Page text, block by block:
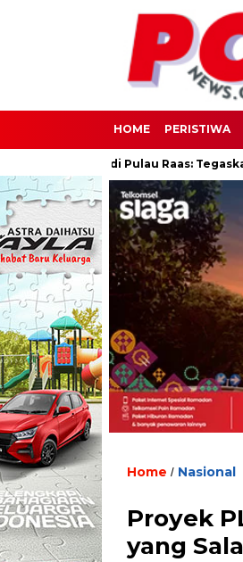
HOME PERISTIWA
di Pulau Raas: Tegaskan
Home / Nasional
Proyek
yang